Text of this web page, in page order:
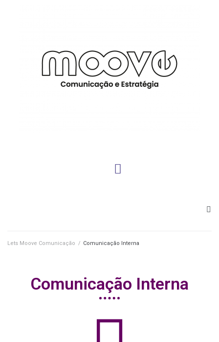
Lets Moove Comunicação / Comunicação Interna
Comunicação Interna